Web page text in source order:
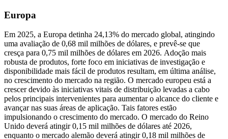
Europa
Em 2025, a Europa detinha 24,13% do mercado global, atingindo
uma avaliação de 0,68 mil milhões de dólares, e prevê-se que
cresça para 0,75 mil milhões de dólares em 2026. Adoção mais
robusta de produtos, forte foco em iniciativas de investigação e
disponibilidade mais fácil de produtos resultam, em última análise,
no crescimento do mercado na região. O mercado europeu está a
crescer devido às iniciativas vitais de distribuição levadas a cabo
pelos principais intervenientes para aumentar o alcance do cliente e
avançar nas suas áreas de aplicação. Tais fatores estão
impulsionando o crescimento do mercado. O mercado do Reino
Unido deverá atingir 0,15 mil milhões de dólares até 2026,
enquanto o mercado alemão deverá atingir 0,18 mil milhões de